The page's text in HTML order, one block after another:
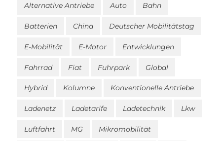
Alternative Antriebe Auto Bahn
Batterien China Deutscher Mobilitätstag
E-Mobilität E-Motor Entwicklungen
Fahrrad Fiat Fuhrpark Global
Hybrid Kolumne Konventionelle Antriebe
Ladenetz Ladetarife Ladetechnik Lkw
Luftfahrt MG Mikromobilität